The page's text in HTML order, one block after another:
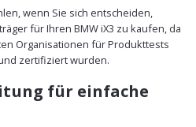
wenn Sie sich entscheiden,
für Ihren BMW iX3 zu kaufen, da
Organisationen für Produkttests
zertifiziert wurden.
für einfache